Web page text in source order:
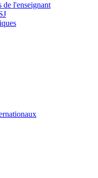
de l'enseignant